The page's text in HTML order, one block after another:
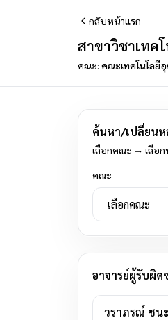
กลับหน้าแรก
สาขาวิชาเทค
คณะ: คณะเทคโนโลยี
ค้นหา/เปลี่ยนห
เลือกคณะ → เลือ
คณะ
อาจารย์ผู้รับผิ
วราภรณ์ ชน